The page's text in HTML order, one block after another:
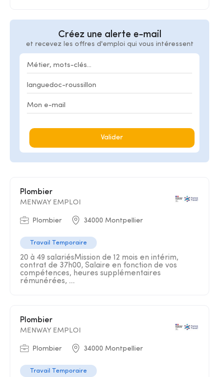
Créez une alerte e-mail
et recevez les offres d'emploi qui vous intéressent
Valider
Plombier
MENWAY EMPLOI
Plombier 34000 Montpellier
Travail Temporaire
20 à 49 salariésMission de 12 mois en intérim,
contrat de 37h00, Salaire en fonction de vos
compétences, heures supplémentaires
rémunérées, ...
Plombier
MENWAY EMPLOI
Plombier 34000 Montpellier
Travail Temporaire